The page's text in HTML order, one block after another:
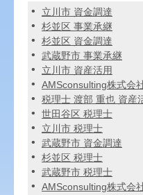
立川市 資金調達
杉並区 事業承継
杉並区 資金調達
武蔵野市 事業承継
立川市 資産活用
AMSconsulting株式会
税理士 渡部 重也 資産
世田谷区 税理士
立川市 税理士
武蔵野市 資金調達
杉並区 税理士
武蔵野市 税理士
AMSconsulting株式会